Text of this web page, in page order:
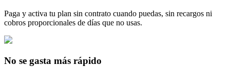
Paga y activa tu plan sin contrato cuando puedas, sin recargos ni
cobros proporcionales de días que no usas.
No se gasta más rápido